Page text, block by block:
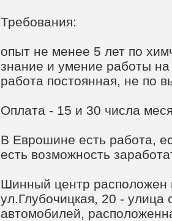
Требования:
опыт не менее 5 лет по
знание и умение работы
работа постоянная, не по
Оплата - 15 и 30 числа
В Еврошине есть работа,
есть возможность
Шинный центр расположен
ул.Глубочицкая, 20 -
автомобилей,